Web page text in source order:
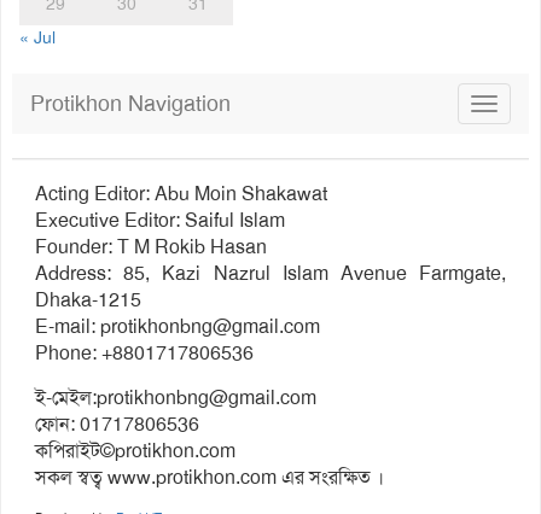
« Jul
Toggle
Protikhon Navigation
Acting Editor: Abu Moin Shakawat
Executive Editor: Saiful Islam
Founder: T M Rokib Hasan
Address: 85, Kazi Nazrul Islam Avenue Farmgate,
Dhaka-1215
E-mail:protikhonbng@gmail.com
Phone: +8801717806536
ই-মেইল:protikhonbng@gmail.com
ফোন: 01717806536
কপিরাইট©protikhon.com
সকল স্বত্ব www.protikhon.com এর সংরক্ষিত ।